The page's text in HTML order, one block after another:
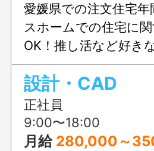
愛媛県での注文住宅
スホームでの住宅に
OK！推し活など好き
きます♪結婚や出産の
も充実！人生設計が
リアチェンジしてみ
ます！
設計・CAD
正社員
9:00〜18:00
月給 280,000～